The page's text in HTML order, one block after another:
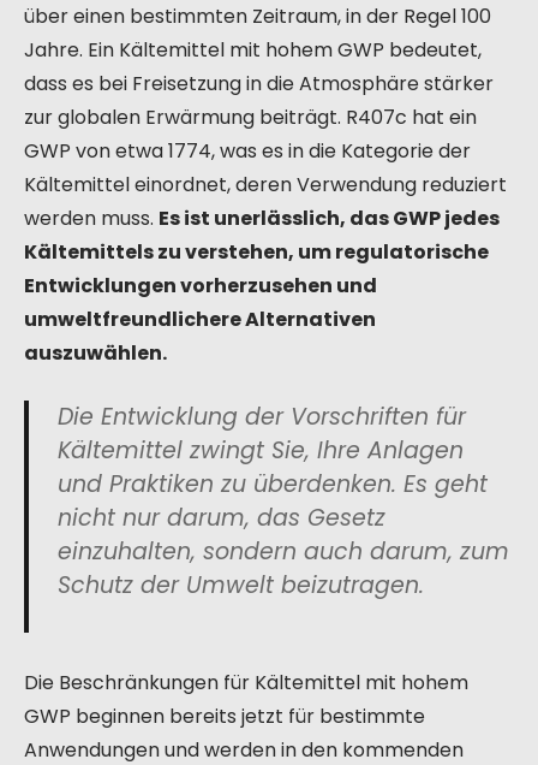
über einen bestimmten Zeitraum, in der Regel 100
Jahre. Ein Kältemittel mit hohem GWP bedeutet,
dass es bei Freisetzung in die Atmosphäre stärker
zur globalen Erwärmung beiträgt. R407c hat ein
GWP von etwa 1774, was es in die Kategorie der
Kältemittel einordnet, deren Verwendung reduziert
werden muss. Es ist unerlässlich, das GWP jedes
Kältemittels zu verstehen, um regulatorische
Entwicklungen vorherzusehen und
umweltfreundlichere Alternativen
auszuwählen.
Die Entwicklung der Vorschriften für
Kältemittel zwingt Sie, Ihre Anlagen
und Praktiken zu überdenken. Es geht
nicht nur darum, das Gesetz
einzuhalten, sondern auch darum, zum
Schutz der Umwelt beizutragen.
Die Beschränkungen für Kältemittel mit hohem
GWP beginnen bereits jetzt für bestimmte
Anwendungen und werden in den kommenden